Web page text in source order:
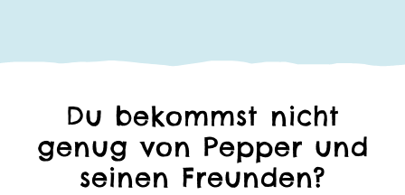
Du bekommst nicht
genug von Pepper und
seinen Freunden?